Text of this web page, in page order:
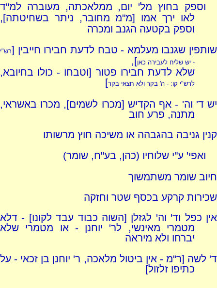
וספק בחוץ מל' יום, ממלאכתה, מעוברה למ"ד
לאו ירך אמו [מ"מ מחובר, ניתר בשחיטתה],
וספק בקטעה הגנב ומכרה
שותפין שגנבו מעלמא - טבח לדעת חבירו חייבין [רש"י
- יש שליח לעבירה כאן],
שלא לדעת חבירו פטור [וטבחו - כולו בחיובא,
לרש"י קו: - ה' בקר ולא חצאי בקר]
יש ד' וה' - אף הקדיש [מכרו לשמים], מכרו באשראי,
מתנה, פרע חוב
קנין גניבה בהגבהה או משיכה חוץ מרשותו
ואפי' ע"י שלוחיו (כהן, בע"ח, שומר)
חיוב שומר משתמשוך
שכירות קרקע בכסף שטר וחזקה
אין כפל וד' וה' לגזלן [השוה כבוד עבד לקונו] - דלא
מטמרי מאינשי, לר' יוחנן - או מטמרי שלא
יברחו ולא מיראה
ד' לשה [ר"מ - אין ביטול מלאכה, ר' יוחנן בן זכאי - על
כתיפו זלזול]